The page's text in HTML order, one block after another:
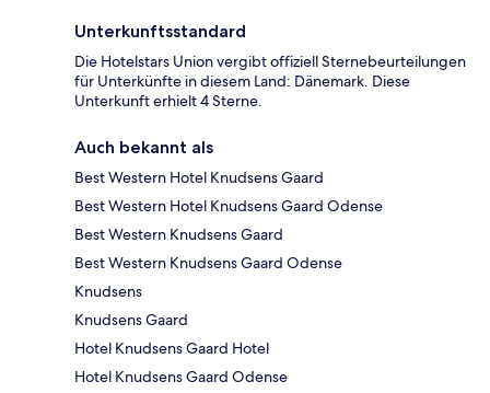
Unterkunftsstandard
Die Hotelstars Union vergibt offiziell Sternebeurteilungen
für Unterkünfte in diesem Land: Dänemark. Diese
Unterkunft erhielt 4 Sterne.
Auch bekannt als
Best Western Hotel Knudsens Gaard
Best Western Hotel Knudsens Gaard Odense
Best Western Knudsens Gaard
Best Western Knudsens Gaard Odense
Knudsens
Knudsens Gaard
Hotel Knudsens Gaard Hotel
Hotel Knudsens Gaard Odense